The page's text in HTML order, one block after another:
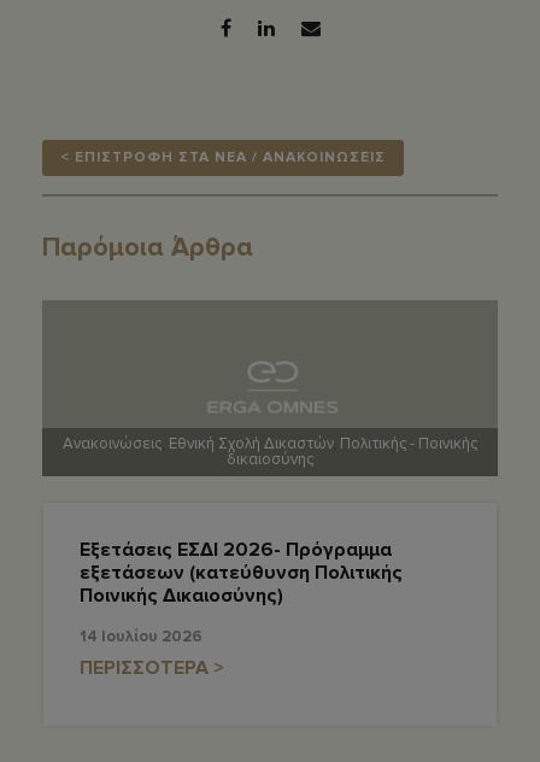
< ΕΠΙΣΤΡΟΦΗ ΣΤΑ ΝΕΑ / ΑΝΑΚΟΙΝΩΣΕΙΣ
Παρόμοια Άρθρα
Ανακοινώσεις Εθνική Σχολή Δικαστών, Πολιτικής - Ποινικής
δικαιοσύνης
Εξετάσεις ΕΣΔΙ 2026- Πρόγραμμα
εξετάσεων (κατεύθυνση Πολιτικής
Ποινικής Δικαιοσύνης)
14 Ιουλίου 2026
ΠΕΡΙΣΣΟΤΕΡΑ >